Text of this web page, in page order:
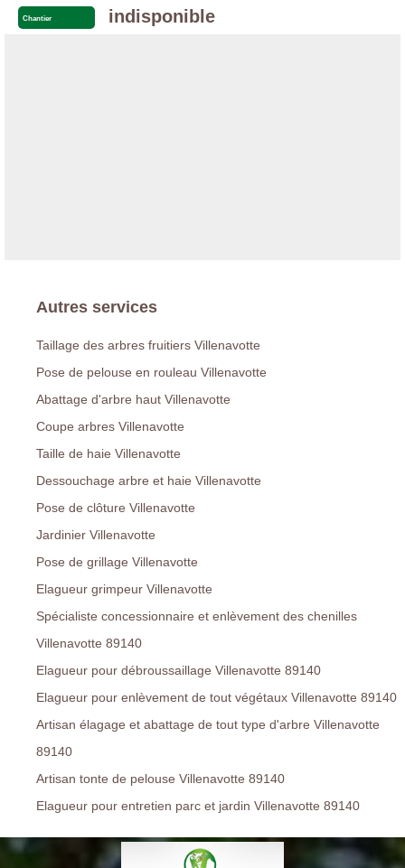
Chantier indisponible
Autres services
Taillage des arbres fruitiers Villenavotte
Pose de pelouse en rouleau Villenavotte
Abattage d'arbre haut Villenavotte
Coupe arbres Villenavotte
Taille de haie Villenavotte
Dessouchage arbre et haie Villenavotte
Pose de clôture Villenavotte
Jardinier Villenavotte
Pose de grillage Villenavotte
Elagueur grimpeur Villenavotte
Spécialiste concessionnaire et enlèvement des chenilles
Villenavotte 89140
Elagueur pour débroussaillage Villenavotte 89140
Elagueur pour enlèvement de tout végétaux Villenavotte 89140
Artisan élagage et abattage de tout type d'arbre Villenavotte
89140
Artisan tonte de pelouse Villenavotte 89140
Elagueur pour entretien parc et jardin Villenavotte 89140